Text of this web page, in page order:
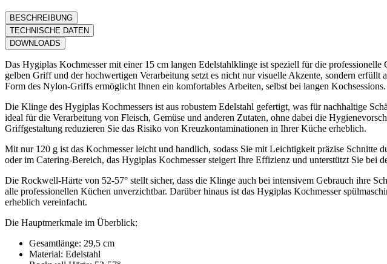
BESCHREIBUNG
TECHNISCHE DATEN
DOWNLOADS
Das Hygiplas Kochmesser mit einer 15 cm langen Edelstahlklinge ist speziell für die
gelben Griff und der hochwertigen Verarbeitung setzt es nicht nur visuelle Akzente, sondern erfüllt
Form des Nylon-Griffs ermöglicht Ihnen ein komfortables Arbeiten, selbst bei langen Kochsessions.
Die Klinge des Hygiplas Kochmessers ist aus robustem Edelstahl gefertigt, was für nachhaltige
ideal für die Verarbeitung von Fleisch, Gemüse und anderen Zutaten, ohne dabei die
Griffgestaltung reduzieren Sie das Risiko von Kreuzkontaminationen in Ihrer Küche erheblich.
Mit nur 120 g ist das Kochmesser leicht und handlich, sodass Sie mit Leichtigkeit präzise Schnitte
oder im Catering-Bereich, das Hygiplas Kochmesser steigert Ihre Effizienz und unterstützt Sie bei
Die Rockwell-Härte von 52-57° stellt sicher, dass die Klinge auch bei intensivem Gebrauch ihre
alle professionellen Küchen unverzichtbar. Darüber hinaus ist das Hygiplas Kochmesser
erheblich vereinfacht.
Die Hauptmerkmale im Überblick:
Gesamtlänge: 29,5 cm
Material: Edelstahl